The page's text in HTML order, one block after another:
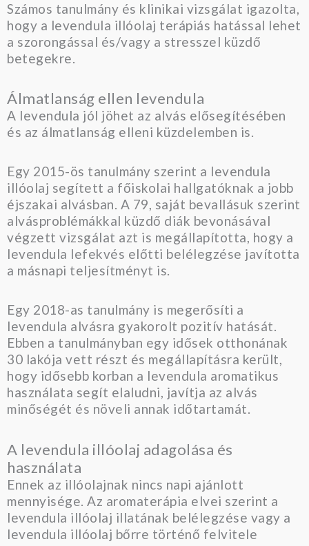
Számos tanulmány és klinikai vizsgálat igazolta,
hogy a levendula illóolaj terápiás hatással lehet
a szorongással és/vagy a stresszel küzdő
betegekre.
Álmatlanság ellen levendula
A levendula jól jöhet az alvás elősegítésében
és az álmatlanság elleni küzdelemben is.
Egy 2015-ös tanulmány szerint a levendula
illóolaj segített a főiskolai hallgatóknak a jobb
éjszakai alvásban. A 79, saját bevallásuk szerint
alvásproblémákkal küzdő diák bevonásával
végzett vizsgálat azt is megállapította, hogy a
levendula lefekvés előtti belélegzése javította
a másnapi teljesítményt is.
Egy 2018-as tanulmány is megerősíti a
levendula alvásra gyakorolt pozitív hatását.
Ebben a tanulmányban egy idősek otthonának
30 lakója vett részt és megállapításra került,
hogy idősebb korban a levendula aromatikus
használata segít elaludni, javítja az alvás
minőségét és növeli annak időtartamát.
A levendula illóolaj adagolása és
használata
Ennek az illóolajnak nincs napi ajánlott
mennyisége. Az aromaterápia elvei szerint a
levendula illóolaj illatának belélegzése vagy a
levendula illóolaj bőrre történő felvitele